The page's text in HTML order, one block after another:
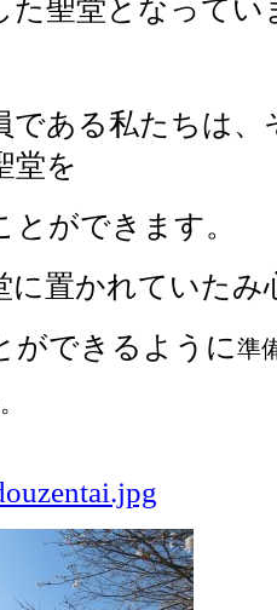
た聖堂となってい
である私たちは、
堂を
とができます。
に置かれていた
ができるように準